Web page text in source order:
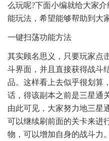
么玩呢?下面小编就给大家
能玩法，希望能够帮助到大家
一键扫荡功能方法
其实顾名思义，只要玩家点
斗界面，并且直接获得战斗
品。这样看上去似乎很划算
话，得该副本之前是三星通
由此可见，大家努力地三星
可以继续刷前面的关卡来进
物，可以增加自身的战斗力